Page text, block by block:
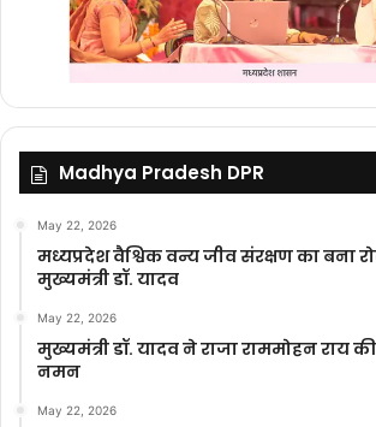
Madhya Pradesh DPR
May 22, 2026
मध्यप्रदेश वैश्विक वन्य जीव संरक्षण का बना
मुख्यमंत्री डॉ. यादव
May 22, 2026
मुख्यमंत्री डॉ. यादव ने राजा राममोहन राय
नमन
May 22, 2026